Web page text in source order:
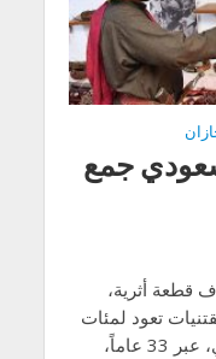
سعودي جمع
طلان” أكثر من 7 آلاف قطعة أثرية،
تعود لمئات
السنين، قام بجمعها مواطن سعودي، عبر 33 عاماً،